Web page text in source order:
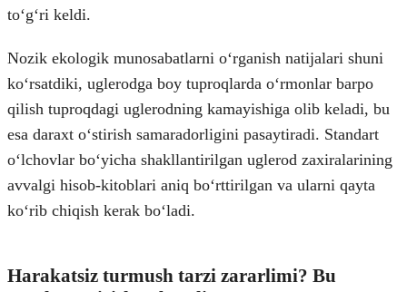
toʻgʻri keldi.
Nozik ekologik munosabatlarni oʻrganish natijalari shuni
koʻrsatdiki, uglerodga boy tuproqlarda oʻrmonlar barpo
qilish tuproqdagi uglerodning kamayishiga olib keladi, bu
esa daraxt oʻstirish samaradorligini pasaytiradi. Standart
oʻlchovlar boʻyicha shakllantirilgan uglerod zaxiralarining
avvalgi hisob-kitoblari aniq boʻrttirilgan va ularni qayta
koʻrib chiqish kerak boʻladi.
Harakatsiz turmush tarzi zararlimi? Bu